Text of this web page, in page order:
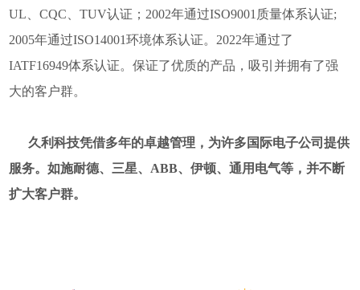
UL、CQC、TUV认证；2002年通过ISO9001质量体系认证;
2005年通过ISO14001环境体系认证。2022年通过了
IATF16949体系认证。保证了优质的产品，吸引并拥有了强
大的客户群。
久利科技凭借多年的卓越管理，为许多国际电子公司提供
服务。如施耐德、三星、ABB、伊顿、通用电气等，并不断
扩大客户群。